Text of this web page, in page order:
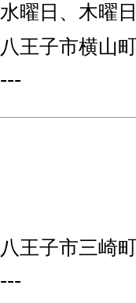
水曜日、木曜
日
八王子市横山
---
八王子市三崎
---